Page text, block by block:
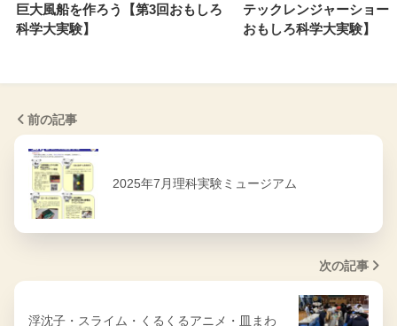
巨大風船を作ろう【第3回おもしろ
科学大実験】
テックレンジャーショー
おもしろ科学大実験】
前の記事
2025年7月理科実験ミュージアム
次の記事
浮沈子・スライム・くるくるアニメ・皿まわ